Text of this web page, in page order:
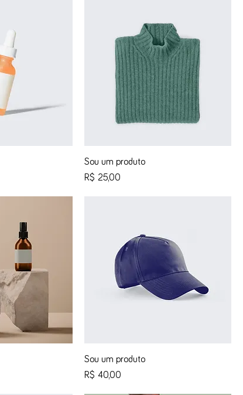
Sou um produto
Preço
R$ 25,00
Sou um produto
Preço
R$ 40,00